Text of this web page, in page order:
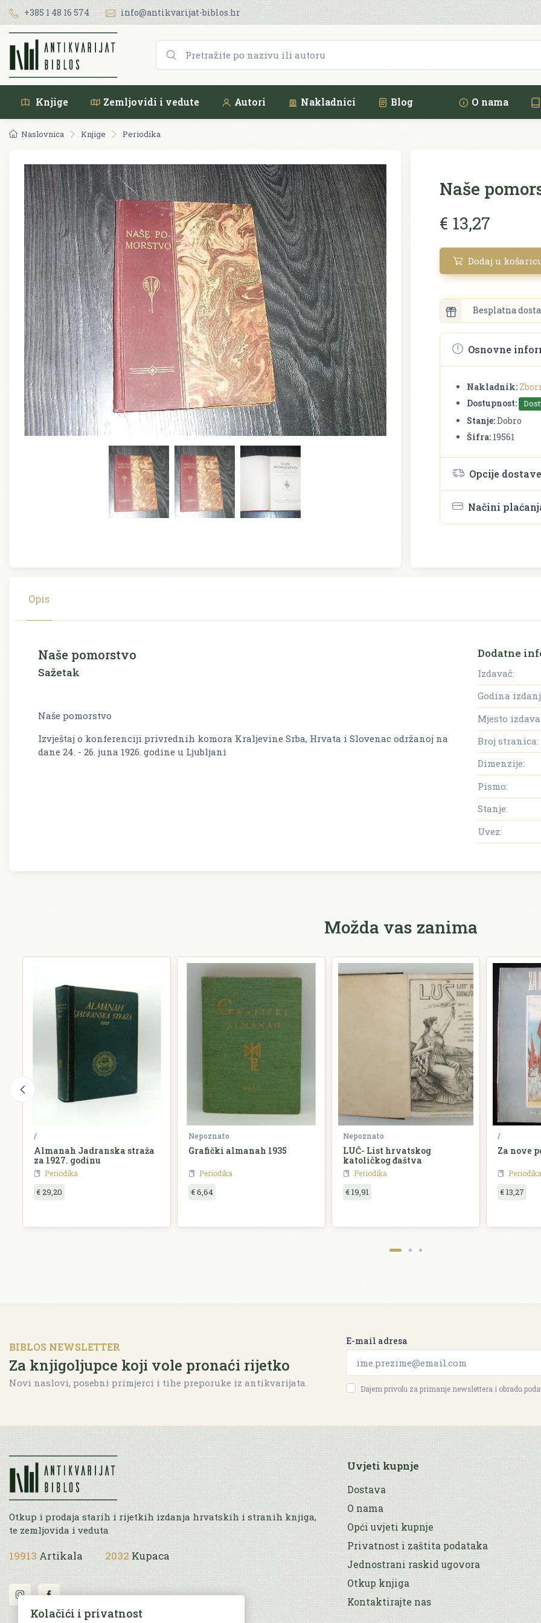
+385 1 48 16 574 info@antikvarijat-biblos.hr
Knjige Zemljovidi i vedute Autori Nakladnici Blog O nama
Naslovnica Knjige Periodika
Naše
€ 13,27
Dodaj u
Besplatna
Osnovne
Nakladnik:
Dostupnost:
Stanje:Dobro
Šifra: 19561
Opcije dostave
Načini
Opis
Naše pomorstvo
Sažetak
Naše pomorstvo
Izvještaj o konferenciji privrednih komora Kraljevine Srba, Hrvata i Slovenac održanoj na
dane 24. - 26. juna 1926. godine u Ljubljani
Dodatne
Izdavač:
Godina
Mjesto
Broj stranica:
Dimenzije:
Pismo:
Stanje:
Uvez:
Možda vas zanima
/
Almanah Jadranska straža
za 1927. godinu
Periodika
€ 29,20
Nepoznato
Grafički almanah 1935
Periodika
€ 6,64
Nepoznato
LUČ- List hrvatskog
katoličkog đaštva
Periodika
€ 19,91
/
Za nove
Periodika
€ 13,27
BIBLOS NEWSLETTER
Za knjigoljupce koji vole pronaći rijetko
Novi naslovi, posebni primjerci i tihe preporuke iz antikvarijata.
E-mail adresa
Dajem privolu za primanje newslettera i obradu
Otkup i prodaja starih i rijetkih izdanja hrvatskih i stranih knjiga,
te zemljovida i veduta
19913 Artikala 2032 Kupaca
Uvjeti kupnje
Dostava
O nama
Opći uvjeti kupnje
Privatnost i zaštita podataka
Jednostrani raskid ugovora
Otkup knjiga
Kontaktirajte nas
Kolačići i privatnost